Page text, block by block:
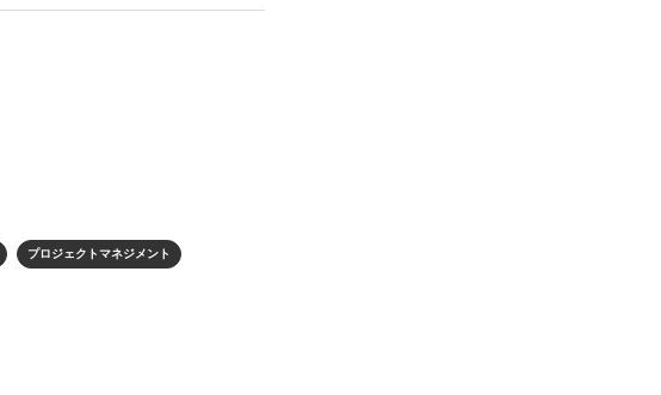
プロジェクトマネジメント